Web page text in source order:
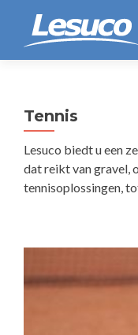
Tennis
Lesuco biedt u een
dat reikt van gravel,
tennisoplossingen,